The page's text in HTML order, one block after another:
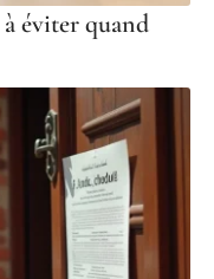
éviter quand